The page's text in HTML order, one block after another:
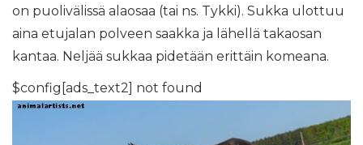
on puolivälissä alaosaa (tai ns. Tykki). Sukka ulottuu
aina etujalan polveen saakka ja lähellä takaosan
kantaa. Neljää sukkaa pidetään erittäin komeana.
$config[ads_text2] not found